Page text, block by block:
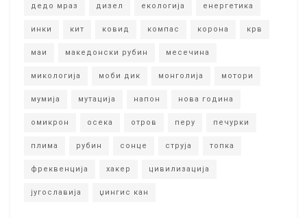
дедо мраз дизел екологија енергетика
инки кит ковид компас корона крв
маи македонски рубин месечина
микологија моби дик монголија мотори
мумија мутација напон нова година
омикрон осека отров перу печурки
плима рубин сонце струја топка
фреквенција хакер цивилизација
југославија џингис кан